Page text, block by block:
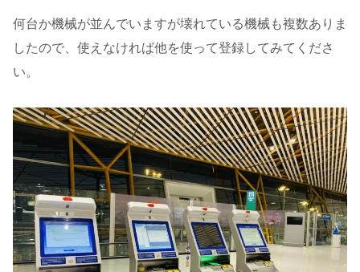
何台か機械が並んでいますが壊れている機械も複数ありま
したので、使えなければ他を使って登録してみてくださ
い。